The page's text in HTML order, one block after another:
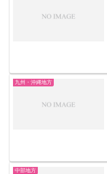
九州・沖縄地方
中部地方